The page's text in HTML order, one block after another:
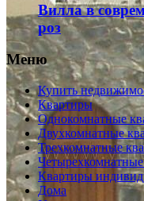
Вилла в
роз
Меню
Купить
Квартиры
Однокомнатные
Двухкомнатные
Трехкомнатные
Квартиры
Дома